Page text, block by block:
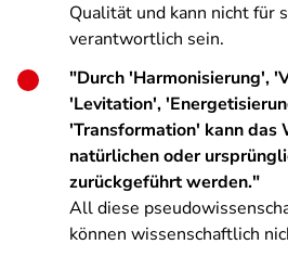
Qualität und kann nicht für
verantwortlich sein.
"Durch 'Harmonisierung',
'Levitation',
'Transformation' kann das
natürlichen oder
zurückgeführt werden."
All diese
können wissenschaftlich